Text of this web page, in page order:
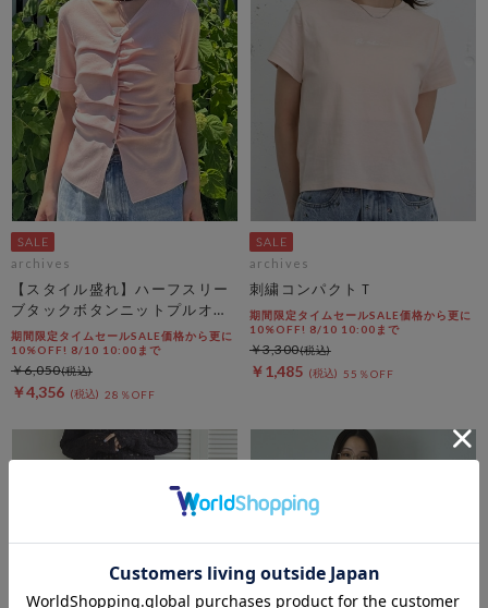
archives
【スタイル盛れ】ハーフスリー
ブタックボタンニットプルオー
バー
期間限定タイムセールSALE価格から更に
10%OFF! 8/10 10:00まで
￥4,356 28％OFF
￥6,050
archives
刺繍コンパクトＴ
期間限定タイムセールSALE価格から更に
10%OFF! 8/10 10:00まで
￥1,485 55％OFF
￥3,300